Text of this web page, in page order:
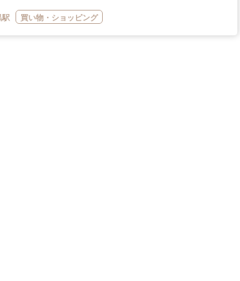
駅 買い物・ショッピング